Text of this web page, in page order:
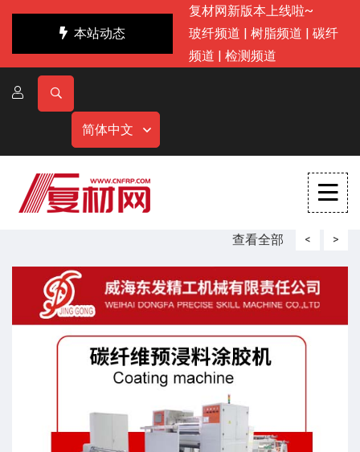
本站动态
复材网新版本上线啦~
玻纤频道 | 树脂频道 | 碳纤
频道 | 检测频道
简体中文
查看全部 < >